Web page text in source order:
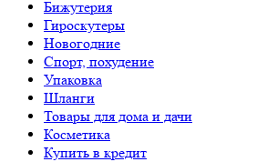
Бижутерия
Гироскутеры
Новогодние
Спорт, похудение
Упаковка
Шланги
Товары для дома и дачи
Косметика
Купить в кредит